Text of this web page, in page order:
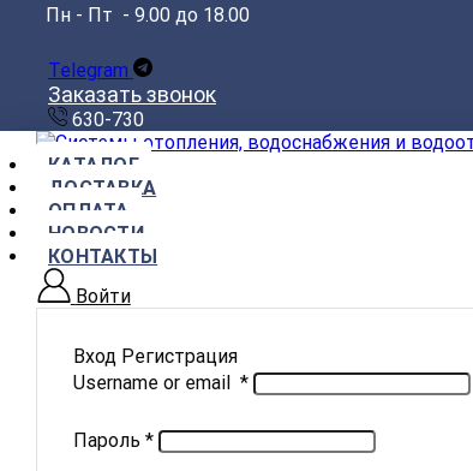
Пн - Пт - 9.00 до 18.00
Telegram
Заказать звонок
630-730
КАТАЛОГ
ДОСТАВКА
ОПЛАТА
НОВОСТИ
КОНТАКТЫ
Войти
Вход Регистрация
Username or email *
Пароль *